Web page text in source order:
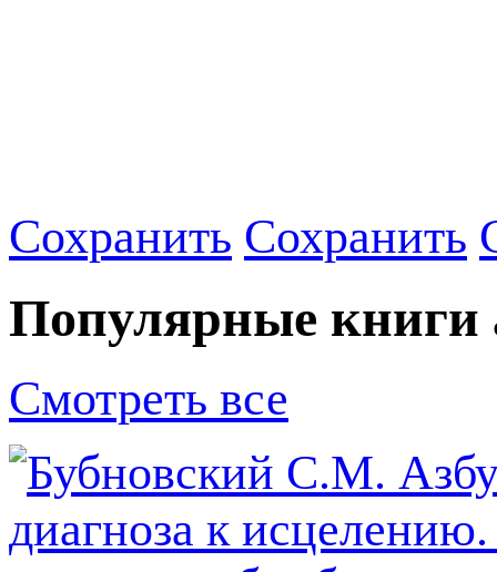
Сохранить Сохранить
Популярные книги
Смотреть все